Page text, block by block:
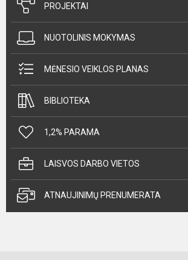
PROJEKTAI
NUOTOLINIS MOKYMAS
MĖNESIO VEIKLOS PLANAS
BIBLIOTEKA
1,2% PARAMA
LAISVOS DARBO VIETOS
ATNAUJINIMŲ PRENUMERATA